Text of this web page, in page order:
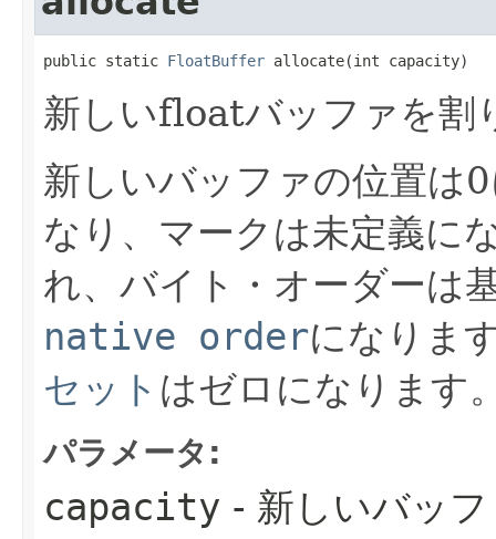
public static FloatBuffer allocate​(int capacity)
新しいfloatバッファを割
新しいバッファの位置は
なり、マークは未定義に
れ、バイト・オーダーは
native orderになりま
セット はゼロになります
パラメータ:
capacity - 新しいバッ